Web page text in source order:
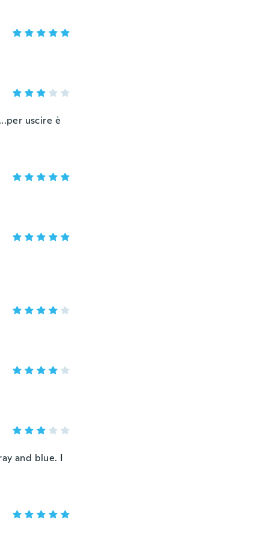
uscire è
and blue. I